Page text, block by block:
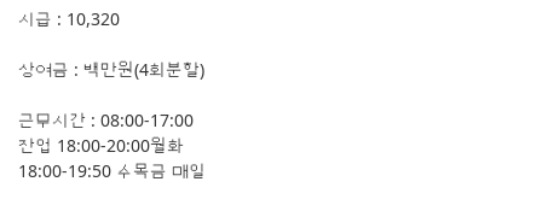
시급 : 10,320
상여금 : 백만원(4회분할)
근무시간 : 08:00-17:00
잔업 18:00-20:00월화
18:00-19:50 수목금 매일